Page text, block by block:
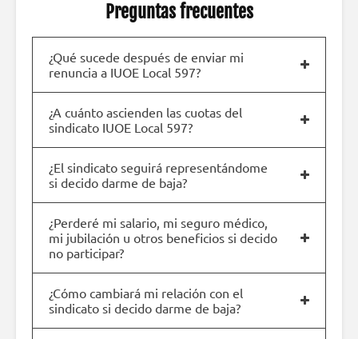
Preguntas frecuentes
¿Qué sucede después de enviar mi
renuncia a IUOE Local 597?
¿A cuánto ascienden las cuotas del
sindicato IUOE Local 597?
¿El sindicato seguirá representándome
si decido darme de baja?
¿Perderé mi salario, mi seguro médico,
mi jubilación u otros beneficios si decido
no participar?
¿Cómo cambiará mi relación con el
sindicato si decido darme de baja?